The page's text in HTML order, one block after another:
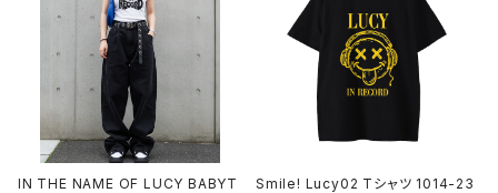
IN THE NAME OF LUCY BABYT
Smile! Lucy02 Tシャツ 1014-23